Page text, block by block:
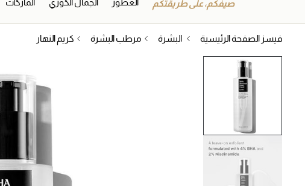
صيفكم، على طريقتكم العطور الجمال الكوري الماركات
فيسز الصفحة الرئيسية البشرة مرطب البشرة كريم النهار